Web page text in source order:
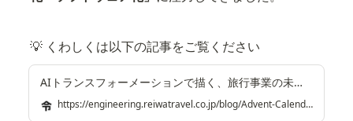
💡 くわしくは以下の記事をご覧ください
AIトランスフォーメーションで描く、旅行事業の未来 | 令和トラベル Engineering Blog
https://engineering.reiwatravel.co.jp/blog/Advent-Calendar-20250407